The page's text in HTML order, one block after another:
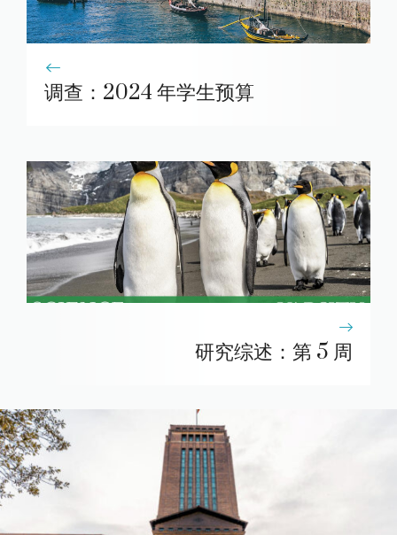
调查：2024 年学生预算
研究综述：第 5 周